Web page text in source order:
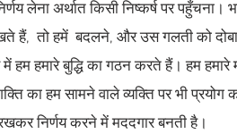
लेना अर्थात किसी निष्कर्ष पर
हैं, तो हमें बदलने, और उस गलती को
हम हमारे बुद्धि का गठन करते हैं। हम
का हम सामने वाले व्यक्ति पर भी
निर्णय करने में मददगार बनती है।